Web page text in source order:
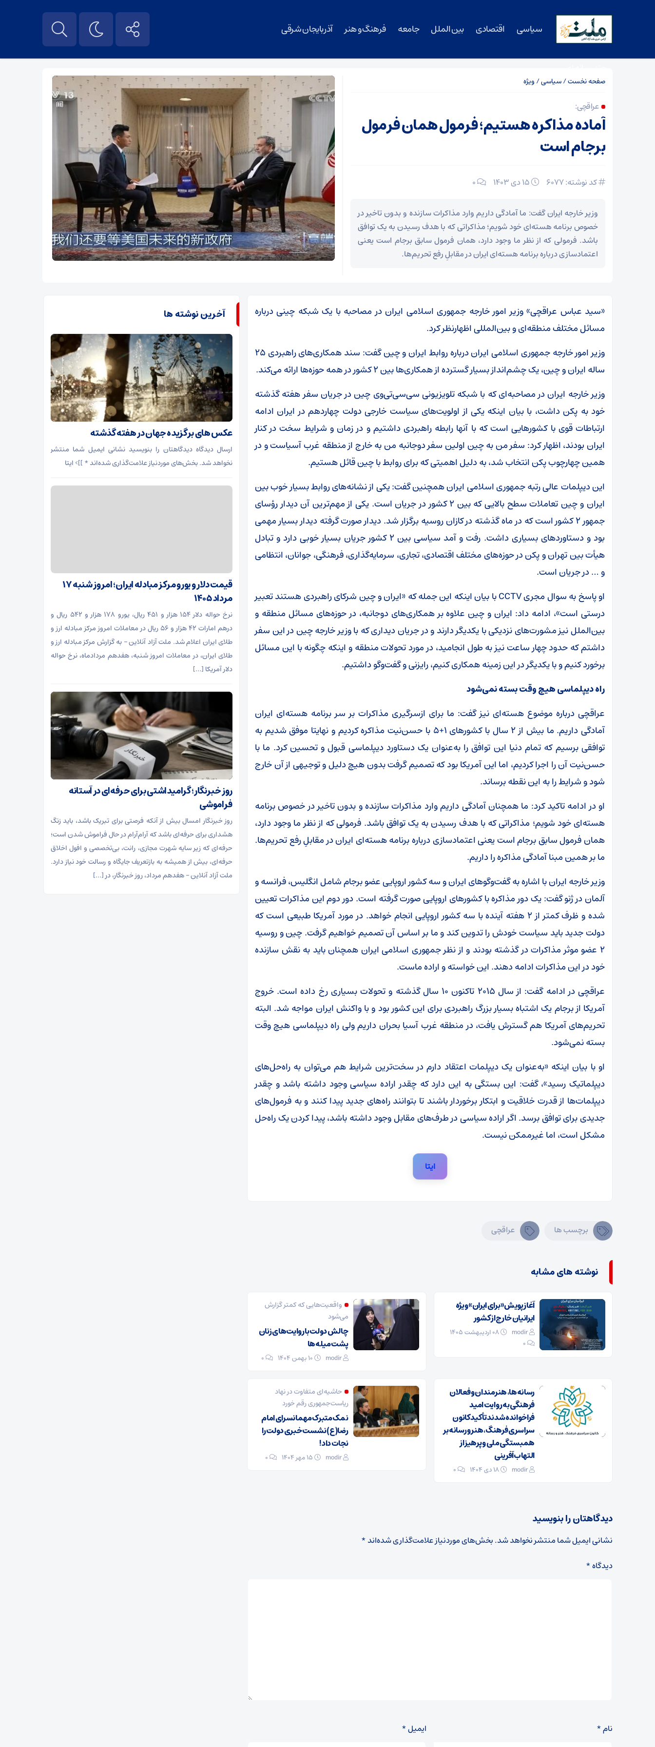
سیاسی اقتصادی بین الملل جامعه فرهنگ و هنر آذربایجان شرقی
صفحه نخست/سیاسی/ ویژه
عراقچی:
آماده مذاکره هستیم؛ فرمول همان فرمول
برجام است
کد نوشته: 6077 0
وزیر خارجه ایران گفت: ما آمادگی داریم وارد مذاکرات سازنده و بدون تاخیر در
خصوص برنامه‌ هسته‌ای خود شویم؛ مذاکراتی که با هدف رسیدن به یک توافق
باشد. فرمولی که از نظر ما وجود دارد، همان فرمول سابق برجام است یعنی
اعتمادسازی درباره برنامه هسته‌ای ایران در مقابلِ رفع تحریم‌ها.
«سید عباس عراقچی» وزیر امور خارجه جمهوری اسلامی ایران در مصاحبه با یک شبکه چینی درباره
مسائل مختلف منطقه‌ای و بین‌المللی اظهارنظر کرد.
وزیر امور خارجه جمهوری اسلامی ایران درباره روابط ایران و چین گفت: سند همکاری‌های راهبردی ۲۵
ساله ایران و چین، یک چشم‌انداز بسیار گسترده از همکاری‌ها بین ۲ کشور در همه حوزه‌ها ارائه می‌کند.
وزیر خارجه ایران در مصاحبه‌ای که با شبکه تلویزیونی سی‌سی‌تی‌وی چین در جریان سفر هفته گذشته
خود به پکن داشت، با بیان اینکه یکی از اولویت‌های سیاست خارجی دولت چهاردهم در ایران ادامه
ارتباطات قوی با کشور‌هایی است که با آنها رابطه راهبردی داشتیم و در زمان و شرایط سخت در کنار
ایران بودند، اظهار کرد: سفر من به چین اولین سفر دوجانبه من به خارج از منطقه غرب آسیاست و در
همین چهارچوب پکن انتخاب شد، به دلیل اهمیتی که برای روابط با چین قائل هستیم.
این دیپلمات عالی رتبه جمهوری اسلامی ایران همچنین گفت: یکی از نشانه‌های روابط بسیار خوب بین
ایران و چین تعاملات سطح بالایی که بین ۲ کشور در جریان است. یکی از مهم‌ترین آن دیدار رؤسای
جمهور ۲ کشور است که در ماه گذشته در کازان روسیه برگزار شد. دیدار صورت گرفته دیدار بسیار مهمی
بود و دستاورد‌های بسیاری داشت. رفت و آمد سیاسی بین ۲ کشور جریان بسیار خوبی دارد و تبادل
هیأت بین تهران و پکن در حوزه‌های مختلف اقتصادی، تجاری، سرمایه‌گذاری، فرهنگی، جوانان، انتظامی
و … در جریان است.
او پاسخ به سوال مجری CCTV با بیان اینکه این جمله که «ایران و چین شرکای راهبردی هستند تعبیر
درستی است»، ادامه داد: ایران و چین علاوه بر همکاری‌های دوجانبه، در حوزه‌های مسائل منطقه و
بین‌الملل نیز مشورت‌های نزدیکی با یکدیگر دارند و در جریان دیداری که با وزیر خارجه چین در این سفر
داشتم که حدود چهار ساعت نیز به طول انجامید، در مورد تحولات منطقه و اینکه چگونه با این مسائل
برخورد کنیم و با یکدیگر در این زمینه همکاری کنیم، رایزنی و گفت‌و‌گو داشتیم.
راه دیپلماسی هیچ وقت بسته نمی‌شود
عراقچی درباره موضوع هسته‌ای نیز گفت: ما برای ازسرگیری مذاکرات بر سر برنامه هسته‌ای ایران
آمادگی داریم. ما بیش از ۲ سال با کشور‌های ۱+۵ با حسن‌نیت مذاکره کردیم و نهایتا موفق شدیم به
توافقی برسیم که تمام دنیا این توافق را به‌عنوان یک دستاورد دیپلماسی قبول و تحسین کرد. ما با
حسن‌نیت آن را اجرا کردیم، اما این آمریکا بود که تصمیم گرفت بدون هیچ دلیل و توجیهی از آن خارج
شود و شرایط را به این نقطه برساند.
او در ادامه تاکید کرد: ما همچنان آمادگی داریم وارد مذاکرات سازنده و بدون تاخیر در خصوص برنامه
هسته‌ای خود شویم؛ مذاکراتی که با هدف رسیدن به یک توافق باشد. فرمولی که از نظر ما وجود دارد،
همان فرمول سابق برجام است یعنی اعتمادسازی درباره برنامه هسته‌ای ایران در مقابلِ رفع تحریم‌ها.
ما بر همین مبنا آمادگی مذاکره را داریم.
وزیر خارجه ایران با اشاره به گفت‌و‌گو‌های ایران و سه کشور اروپایی عضو برجام شامل انگلیس، فرانسه و
آلمان در ژنو گفت: یک دور مذاکره با کشور‌های اروپایی صورت گرفته است. دور دوم این مذاکرات تعیین
شده و ظرف کمتر از ۲ هفته آینده با سه کشور اروپایی انجام خواهد. در مورد آمریکا طبیعی است که
دولت جدید باید سیاست خودش را تدوین کند و ما بر اساس آن تصمیم خواهیم گرفت. چین و روسیه
۲ عضو موثر مذاکرات در گذشته بودند و از نظر جمهوری اسلامی ایران همچنان باید به نقش سازنده
خود در این مذاکرات ادامه دهند. این خواسته و اراده ماست.
عراقچی در ادامه گفت: از سال ۲۰۱۵ تاکنون ۱۰ سال گذشته و تحولات بسیاری رخ داده است. خروج
آمریکا از برجام یک اشتباه بسیار بزرگ راهبردی برای این کشور بود و با واکنش ایران مواجه شد. البته
تحریم‌های آمریکا هم گسترش یافت، در منطقه غرب آسیا بحران داریم ولی راه دیپلماسی هیچ وقت
بسته نمی‌شود.
او با بیان اینکه «به‌عنوان یک دیپلمات اعتقاد دارم در سخت‌ترین شرایط هم می‌توان به راه‌حل‌های
دیپلماتیک رسید»، گفت: این بستگی به این دارد که چقدر اراده سیاسی وجود داشته باشد و چقدر
دیپلمات‌ها از قدرت خلاقیت و ابتکار برخوردار باشند تا بتوانند راه‌های جدید پیدا کنند و به فرمول‌های
جدیدی برای توافق برسد. اگر اراده سیاسی در طرف‌های مقابل وجود داشته باشد، پیدا کردن یک راه‌حل
مشکل است، اما غیرممکن نیست.
ایتا
برچسب ها عراقچی
نوشته های مشابه
آغاز پویش «برای ایران» ویژه
ایرانیان خارج از کشور
modir
0
واقعیت‌هایی که کمتر گزارش
می‌شود
چالش دولت با روایت‌های زنان
پشت میله‌ها
modir
0
رسانه‌ها، هنرمندان و فعالان
فرهنگی به روایت امید
فراخوانده شدند تأکید کانون
سراسری فرهنگ، هنر و رسانه بر
همبستگی ملی و پرهیز از
التهاب‌آفرینی
modir
0
حاشیه‌ای متفاوت در نهاد
ریاست‌جمهوری رقم خورد
نمک متبرک مهمانسرای امام
رضا(ع) نشست خبری دولت را
نجات داد!
modir
0
دیدگاهتان را بنویسید
نشانی ایمیل شما منتشر نخواهد شد.بخش‌های موردنیاز علامت‌گذاری شده‌اند*
دیدگاه*
نام* ایمیل*
آخرین نوشته ها
عکس های برگزیده جهان در هفته گذشته
ارسال دیدگاه دیدگاهتان را بنویسید نشانی ایمیل شما منتشر
نخواهد شد. بخش‌های موردنیاز علامت‌گذاری شده‌اند * ]]> ایتا
قیمت دلار و یورو مرکز مبادله ایران؛ امروز شنبه ۱۷
مرداد ۱۴۰۵
نرخ حواله دلار ۱۵۴ هزار و ۴۵۱ ریال، یورو ۱۷۸ هزار و ۵۴۲ ریال و
درهم امارات ۴۲ هزار و ۵۶ ریال در معاملات امروز مرکز مبادله ارز و
طلای ایران اعلام شد. ملت آزاد آنلاین – به گزارش مرکز مبادله ارز و
طلای ایران، در معاملات امروز شنبه، هفدهم مردادماه، نرخ حواله
دلار آمریکا […]
روز خبرنگار؛ گرامیداشتی برای حرفه‌ای در آستانه
فراموشی
روز خبرنگار امسال بیش از آنکه فرصتی برای تبریک باشد، باید زنگ
هشداری برای حرفه‌ای باشد که آرام‌آرام در حال فراموش شدن است؛
حرفه‌ای که زیر سایه شهرت مجازی، رانت، بی‌تخصصی و افول اخلاق
حرفه‌ای، بیش از همیشه به بازتعریف جایگاه و رسالت خود نیاز دارد.
ملت آزاد آنلاین – هفدهم مرداد، روز خبرنگار، در […]